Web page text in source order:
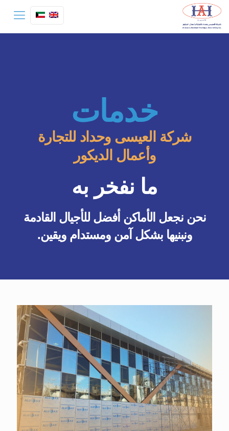
خدمات
شركة العيسى وحداد للتجارة
وأعمال الديكور
ما نفخر به
نحن نجعل الأماكن أفضل للأجيال القادمة
ونبنيها بشكل آمن ومستدام ويقين.